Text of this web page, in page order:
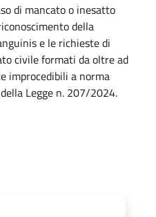
di mancato o inesatto
della
e le richieste di
civile formati da oltre ad
improcedibili a norma
Legge n. 207/2024.